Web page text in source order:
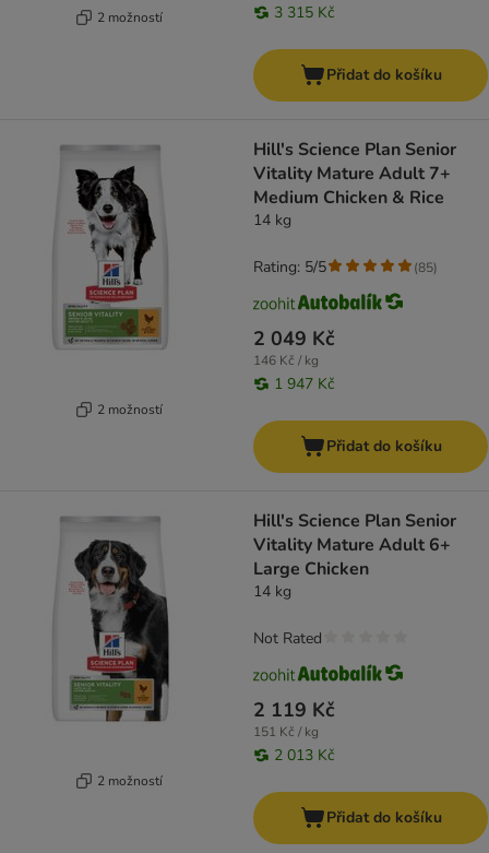
2 možností 3 315 Kč
Přidat do košíku
2 možností
Hill's Science Plan Senior
Vitality Mature Adult 7+
Medium Chicken & Rice
14 kg
2 049 Kč
146 Kč / kg
1 947 Kč
Rating: 5/5 (85)
Přidat do košíku
2 možností
Hill's Science Plan Senior
Vitality Mature Adult 6+
Large Chicken
14 kg
2 119 Kč
151 Kč / kg
2 013 Kč
Not Rated
Přidat do košíku